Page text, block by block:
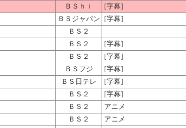
ＢＳｈｉ
[字幕]
ＢＳジャパン
[字幕]
ＢＳ２
ＢＳ２
[字幕]
ＢＳ２
[字幕]
ＢＳフジ
[字幕]
ＢＳ日テレ
[字幕]
ＢＳ２
[字幕]
ＢＳ２
アニメ
ＢＳ２
アニメ